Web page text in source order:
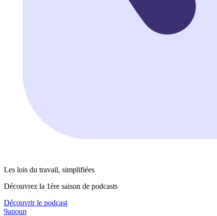
Les lois du travail, simplifiées
Découvrez la 1ère saison de podcasts
Découvrir le podcast
9anoun